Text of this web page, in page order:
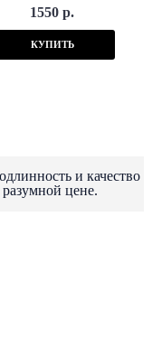
1550 р.
КУПИТЬ
и качество
цене.